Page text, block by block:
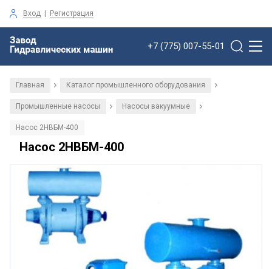
Вход | Регистрация
+7 (775) 007-55-01
Главная / Каталог промышленного оборудования /
Промышленные насосы / Насосы вакуумные /
Насос 2НВБМ-400
Насос 2НВБМ-400